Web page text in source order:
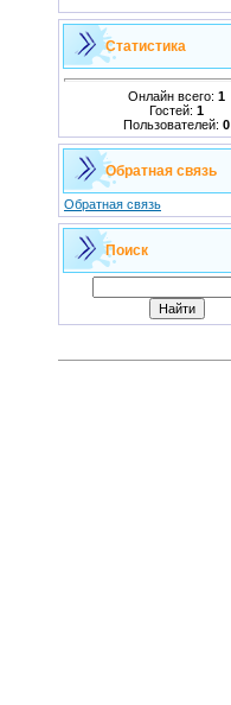
Статистика
Онлайн всего: 1
Гостей: 1
Пользователей: 0
Обратная связь
Обратная связь
Поиск